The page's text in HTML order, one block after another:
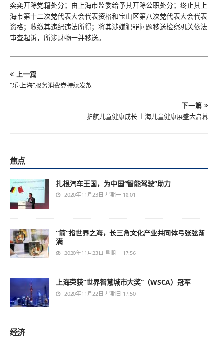
奕奕开除党籍处分；由上海市监委给予其开除公职处分；终止其上
海市第十二次党代表大会代表资格和宝山区第八次党代表大会代表
资格；收缴其违纪违法所得；将其涉嫌犯罪问题移送检察机关依法
审查起诉，所涉财物一并移送。
上一篇
“乐·上海”服务消费券持续发放
下一篇
护航儿童健康成长 上海儿童健康展盛大启幕
焦点
扎根汽车王国，为中国“智能驾驶”助力
2020年11月23日 星期一 18:01
“箭”指世界之海，长三角文化产业共同体弓张弦渐
满
2020年11月23日 星期一 17:56
上海荣获“世界智慧城市大奖”（WSCA）冠军
2020年11月22日 星期日 17:50
经济